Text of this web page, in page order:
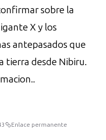
sobre la
X y los
antepasados que
tierra desde Nibiru.
Enlace permanente